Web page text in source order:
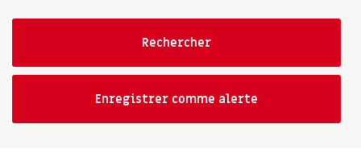
Rechercher
Enregistrer comme alerte